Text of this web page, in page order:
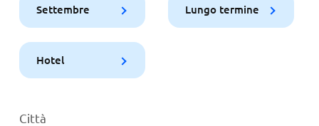
Settembre Lungo termine
Hotel
Città